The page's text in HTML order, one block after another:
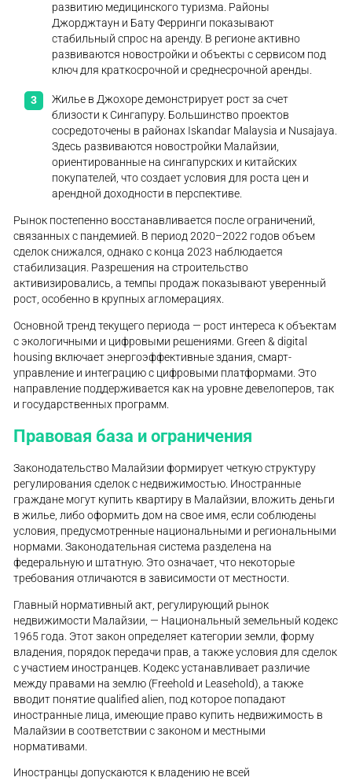
развитию медицинского туризма. Районы
Джорджтаун и Бату Ферринги показывают
стабильный спрос на аренду. В регионе активно
развиваются новостройки и объекты с сервисом под
ключ для краткосрочной и среднесрочной аренды.
Жилье в Джохоре демонстрирует рост за счет
близости к Сингапуру. Большинство проектов
сосредоточены в районах Iskandar Malaysia и Nusajaya.
Здесь развиваются новостройки Малайзии,
ориентированные на сингапурских и китайских
покупателей, что создает условия для роста цен и
арендной доходности в перспективе.
Рынок постепенно восстанавливается после ограничений,
связанных с пандемией. В период 2020–2022 годов объем
сделок снижался, однако с конца 2023 наблюдается
стабилизация. Разрешения на строительство
активизировались, а темпы продаж показывают уверенный
рост, особенно в крупных агломерациях.
Основной тренд текущего периода — рост интереса к объектам
с экологичными и цифровыми решениями. Green & digital
housing включает энергоэффективные здания, смарт-
управление и интеграцию с цифровыми платформами. Это
направление поддерживается как на уровне девелоперов, так
и государственных программ.
Правовая база и ограничения
Законодательство Малайзии формирует четкую структуру
регулирования сделок с недвижимостью. Иностранные
граждане могут купить квартиру в Малайзии, вложить деньги
в жилье, либо оформить дом на свое имя, если соблюдены
условия, предусмотренные национальными и региональными
нормами. Законодательная система разделена на
федеральную и штатную. Это означает, что некоторые
требования отличаются в зависимости от местности.
Главный нормативный акт, регулирующий рынок
недвижимости Малайзии, — Национальный земельный кодекс
1965 года. Этот закон определяет категории земли, форму
владения, порядок передачи прав, а также условия для сделок
с участием иностранцев. Кодекс устанавливает различие
между правами на землю (Freehold и Leasehold), а также
вводит понятие qualified alien, под которое попадают
иностранные лица, имеющие право купить недвижимость в
Малайзии в соответствии с законом и местными
нормативами.
Иностранцы допускаются к владению не всей